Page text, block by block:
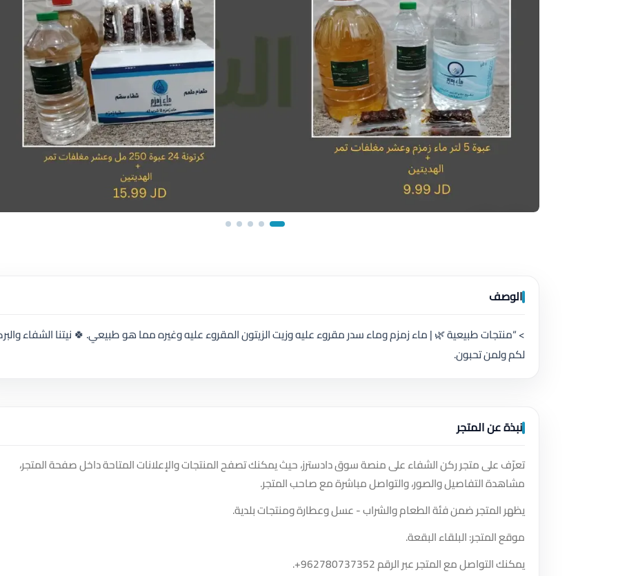
الوصف
> “منتجات طبيعية 🌿 | ماء زمزم وماء سدر مقروء عليه وزيت الزيتون المقروء عليه وغيره مما هو طبيعي. 🍀 نيتنا الشفاء
لكم ولمن تحبون.
نبذة عن المتجر
تعرّف على متجر ركن الشفاء على منصة سوق دادسترز، حيث يمكنك تصفح المنتجات والإعلانات المتاحة داخل صفحة المتجر،
مشاهدة التفاصيل والصور، والتواصل مباشرة مع صاحب المتجر.
يظهر المتجر ضمن فئة الطعام والشراب - عسل وعطارة ومنتجات بلدية.
موقع المتجر: البلقاء البقعة.
يمكنك التواصل مع المتجر عبر الرقم+962780737352
.